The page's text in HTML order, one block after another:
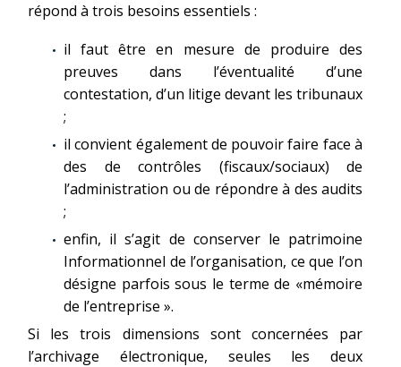
répond à trois besoins essentiels :
il faut être en mesure de produire des
preuves dans l’éventualité d’une
contestation, d’un litige devant les tribunaux
;
il convient également de pouvoir faire face à
des de contrôles (fiscaux/sociaux) de
l’administration ou de répondre à des audits
;
enfin, il s’agit de conserver le patrimoine
Informationnel de l’organisation, ce que l’on
désigne parfois sous le terme de «mémoire
de l’entreprise ».
Si les trois dimensions sont concernées par
l’archivage électronique, seules les deux